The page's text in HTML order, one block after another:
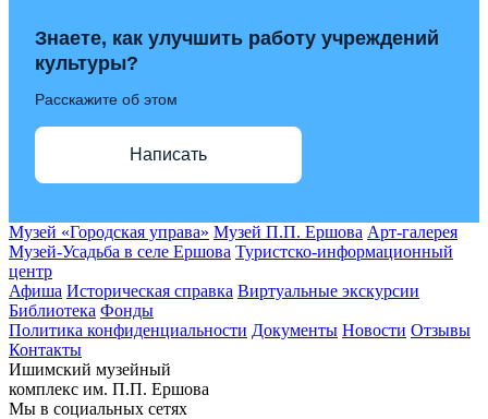
Знаете, как улучшить работу учреждений
культуры?
Расскажите об этом
Написать
Музей «Городская управа» Музей П.П. Ершова Арт-галерея
Музей-Усадьба в селе Ершова Туристско-информационный
центр
Афиша Историческая справка Виртуальные экскурсии
Библиотека Фонды
Политика конфиденциальности Документы Новости Отзывы
Контакты
Ишимский музейный
комплекс им. П.П. Ершова
Мы в социальных сетях